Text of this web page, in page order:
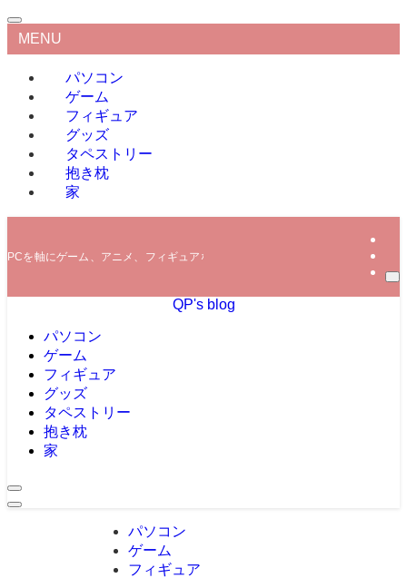
MENU
パソコン
ゲーム
フィギュア
グッズ
タペストリー
抱き枕
家
PCを軸にゲーム、アニメ、フィギュアなどの情報を発信していきます。
QP's blog
パソコン
ゲーム
フィギュア
グッズ
タペストリー
抱き枕
家
パソコン
ゲーム
フィギュア